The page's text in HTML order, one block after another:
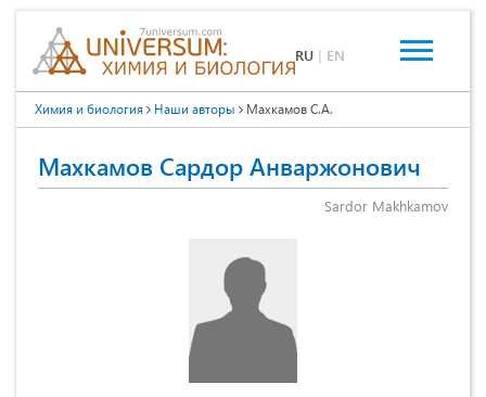
RU | EN
Химия и биология Наши авторы Махкамов С.А.
Махкамов Сардор Анваржонович
Sardor Makhkamov